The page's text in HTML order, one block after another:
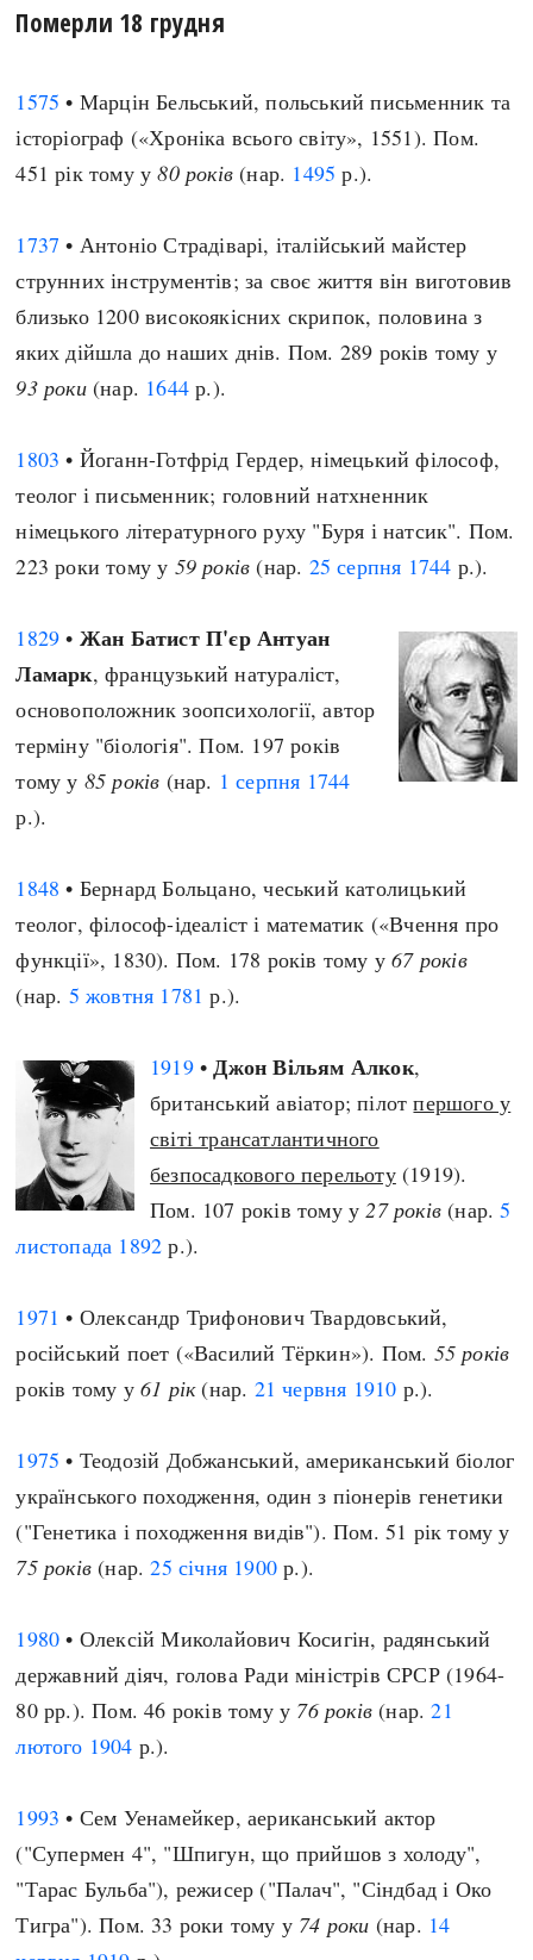
Померли 18 грудня
1575 • Марцін Бельський, польський письменник та
історіограф («Хроніка всього світу», 1551). Пом.
451 рік тому у80 років (нар. 1495 р.).
1737 • Антоніо Страдіварі, італійський майстер
струнних інструментів; за своє життя він виготовив
близько 1200 високоякісних скрипок, половина з
яких дійшла до наших днів. Пом. 289 років тому у
93 роки(нар. 1644 р.).
1803 • Йоганн-Готфрід Гердер, німецький філософ,
теолог і письменник; головний натхненник
німецького літературного руху "Буря і натсик". Пом.
223 роки тому у 59 років (нар. 25 серпня 1744 р.).
1829 • Жан Батист П'єр Антуан
Ламарк, французький натураліст,
основоположник зоопсихології, автор
терміну "біологія". Пом. 197 років
тому у 85 років (нар. 1 серпня 1744
р.).
1848 • Бернард Больцано, чеський католицький
теолог, філософ-ідеаліст і математик («Вчення про
функції», 1830). Пом. 178 років тому у67 років
(нар. 5 жовтня 1781 р.).
1919•Джон Вільям Алкок,
британський авіатор; пілотпершого у
світі трансатлантичного
безпосадкового перельоту(1919).
Пом. 107 років тому у27 років (нар.5
листопада 1892 р.).
1971 • Олександр Трифонович Твардовський,
російський поет («Василий Тёркин»). Пом. 55 років
років тому у61 рік(нар. 21 червня 1910 р.).
1975 • Теодозій Добжанський, американський біолог
українського походження, один з піонерів генетики
("Генетика і походження видів"). Пом. 51 рік тому у
75 років (нар.25 січня 1900 р.).
1980 • Олексій Миколайович Косигін, радянський
державний діяч, голова Ради міністрів СРСР (1964-
80 рр.). Пом. 46 років тому у 76 років (нар.21
лютого 1904 р.).
1993 • Сем Уенамейкер, аериканський актор
("Супермен 4", "Шпигун, що прийшов з холоду",
"Тарас Бульба"), режисер ("Палач", "Сіндбад і Око
Тигра"). Пом. 33 роки тому у 74 роки (нар. 14